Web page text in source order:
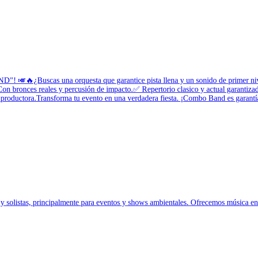
una orquesta que garantice pista llena y un sonido de primer
bronces reales y percusión de impacto.✅ Repertorio clasico y actual
tu evento en una verdadera fiesta. ¡Combo Band es
principalmente para eventos y shows ambientales. Ofrecemos música